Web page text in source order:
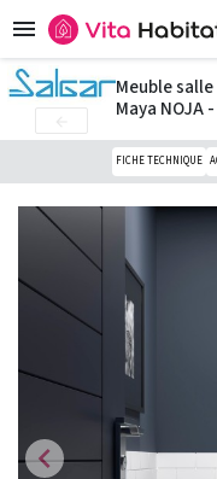

chevron_left
Meuble
Maya NOJA
FICHE TECHNIQUE